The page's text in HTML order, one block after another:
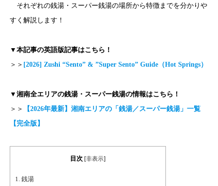
それぞれの銭湯・スーパー銭湯の場所から特徴までを分かりや
すく解説します！
▼本記事の英語版記事はこちら！
＞＞ [2026] Zushi “Sento” & ”Super Sento” Guide（Hot Springs）
▼湘南全エリアの銭湯・スーパー銭湯の情報はこちら！
＞＞
【2026年最新】湘南エリアの「銭湯／スーパー銭湯」一覧
【完全版】
目次 [非表示]
1. 銭湯